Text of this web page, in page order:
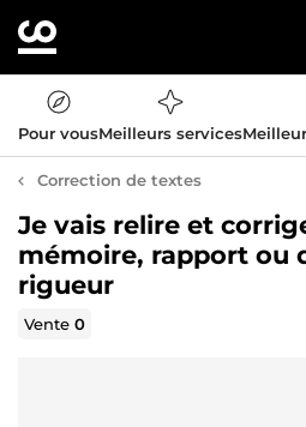
Pour vousMeilleurs services
Correction de textes
Je vais relire et
mémoire, rapport ou
rigueur
Vente0